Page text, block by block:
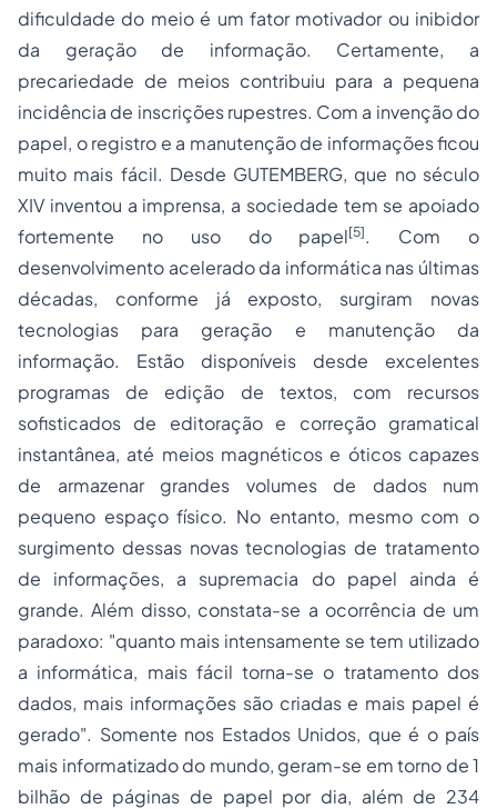
dificuldade do meio é um fator motivador ou inibidor
da geração de informação. Certamente, a
precariedade de meios contribuiu para a pequena
incidência de inscrições rupestres. Com a invenção do
papel, o registro e a manutenção de informações ficou
muito mais fácil. Desde GUTEMBERG, que no século
XIV inventou a imprensa, a sociedade tem se apoiado
fortemente no uso do papel[5]. Com o
desenvolvimento acelerado da informática nas últimas
décadas, conforme já exposto, surgiram novas
tecnologias para geração e manutenção da
informação. Estão disponíveis desde excelentes
programas de edição de textos, com recursos
sofisticados de editoração e correção gramatical
instantânea, até meios magnéticos e óticos capazes
de armazenar grandes volumes de dados num
pequeno espaço físico. No entanto, mesmo com o
surgimento dessas novas tecnologias de tratamento
de informações, a supremacia do papel ainda é
grande. Além disso, constata-se a ocorrência de um
paradoxo: "quanto mais intensamente se tem utilizado
a informática, mais fácil torna-se o tratamento dos
dados, mais informações são criadas e mais papel é
gerado". Somente nos Estados Unidos, que é o país
mais informatizado do mundo, geram-se em torno de 1
bilhão de páginas de papel por dia, além de 234